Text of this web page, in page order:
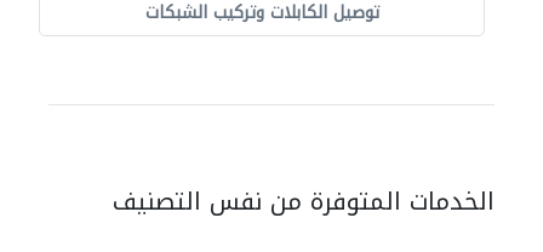
توصيل الكابلات وتركيب الشبكات
الخدمات المتوفرة من نفس التصنيف